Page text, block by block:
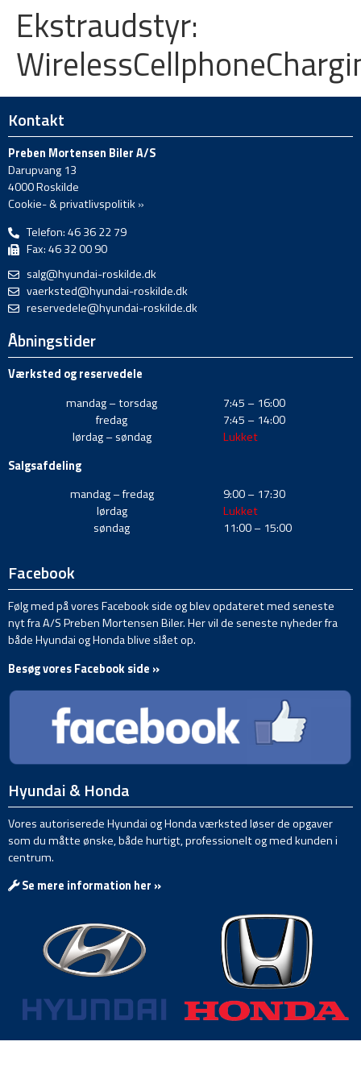
Ekstraudstyr:
Kontakt
Preben Mortensen Biler A/S
Darupvang 13
4000 Roskilde
Cookie- & privatlivspolitik »
Telefon: 46 36 22 79
Fax: 46 32 00 90
salg@hyundai-roskilde.dk
vaerksted@hyundai-roskilde.dk
reservedele@hyundai-roskilde.dk
Åbningstider
Værksted og reservedele
mandag – torsdag
7:45 – 16:00
fredag
7:45 – 14:00
lørdag – søndag
Lukket
Salgsafdeling
mandag – fredag
9:00 – 17:30
lørdag
Lukket
søndag
11:00 – 15:00
Facebook
Følg med på vores Facebook side og blev opdateret med seneste
nyt fra A/S Preben Mortensen Biler. Her vil de seneste nyheder fra
både Hyundai og Honda blive slået op.
Besøg vores Facebook side »
Hyundai & Honda
Vores autoriserede Hyundai og Honda værksted løser de opgaver
som du måtte ønske, både hurtigt, professionelt og med kunden i
centrum.
Se mere information her »